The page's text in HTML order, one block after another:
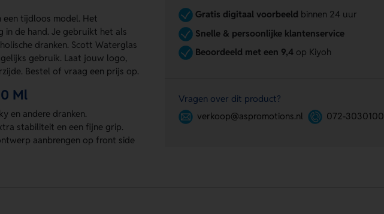
tijdloos model. Het
de hand. Je gebruikt het als
dranken. Scott Waterglas
gebruik. Laat jouw logo,
Bestel of vraag een prijs op.
Ml
en andere dranken.
stabiliteit en een fijne grip.
aanbrengen op front side
Gratis digitaal voorbeeldbinnen 24 uur
Snelle & persoonlijke klantenservice
Beoordeeld met een 9,4op Kiyoh
Vragen over dit product?
verkoop@aspromotions.nl
072-3030100